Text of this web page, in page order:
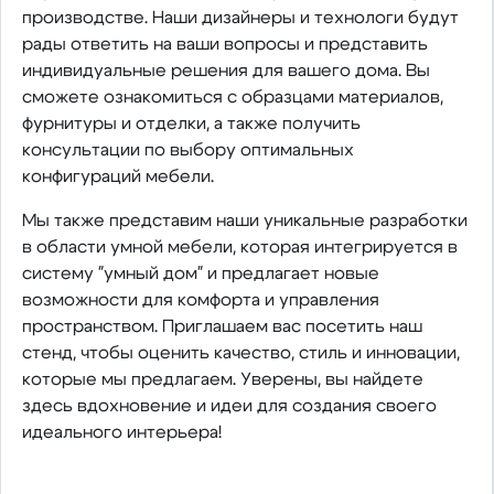
производстве. Наши дизайнеры и технологи будут
рады ответить на ваши вопросы и представить
индивидуальные решения для вашего дома. Вы
сможете ознакомиться с образцами материалов,
фурнитуры и отделки, а также получить
консультации по выбору оптимальных
конфигураций мебели.
Мы также представим наши уникальные разработки
в области умной мебели, которая интегрируется в
систему "умный дом" и предлагает новые
возможности для комфорта и управления
пространством. Приглашаем вас посетить наш
стенд, чтобы оценить качество, стиль и инновации,
которые мы предлагаем. Уверены, вы найдете
здесь вдохновение и идеи для создания своего
идеального интерьера!